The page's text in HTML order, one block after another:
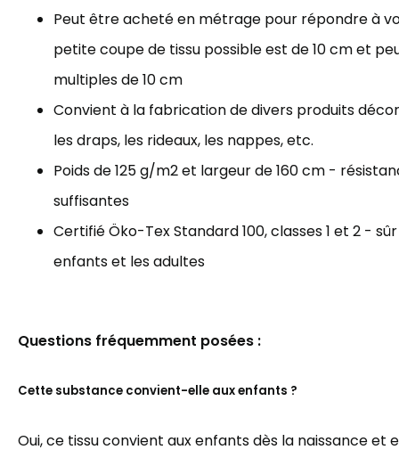
Peut être acheté en métrage pour répondre à
petite coupe de tissu possible est de 10 cm et
multiples de 10 cm
Convient à la fabrication de divers produits
les draps, les rideaux, les nappes, etc.
Poids de 125 g/m2 et largeur de 160 cm -
suffisantes
Certifié Öko-Tex Standard 100, classes 1 et 2 -
enfants et les adultes
Questions fréquemment posées :
Cette substance convient-elle aux enfants ?
Oui, ce tissu convient aux enfants dès la naissance et